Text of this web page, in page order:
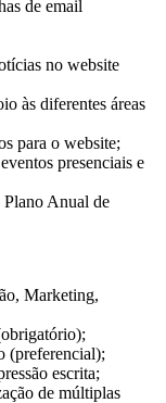
de email
no website
às diferentes áreas
para o website;
presenciais e
Plano Anual de
Marketing,
(preferencial);
escrita;
de múltiplas